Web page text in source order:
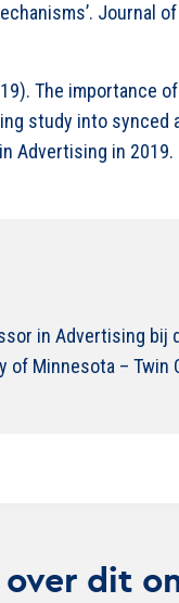
Journal
The importance
study into synced
Advertising in 2019.
in Advertising bij
of Minnesota – Twin
over dit